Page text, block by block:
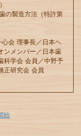
の製造方法（特許第
会 理事長／日本ヘ
ンメンバー／日本歯
科学会 会員／中野予
正研究会 会員
始